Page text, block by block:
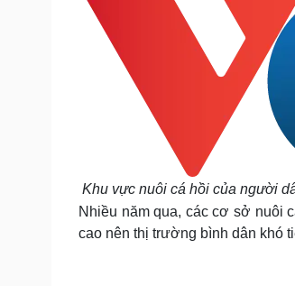
Khu vực nuôi cá hồi của người
Nhiều năm qua, các cơ sở nuôi
cao nên thị trường bình dân khó